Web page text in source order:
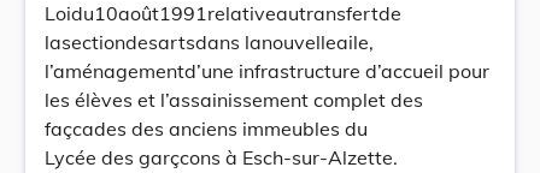
Loidu10août1991relativeautransfertde
lasectiondesartsdans lanouvelleaile,
l’aménagementd’une infrastructure d’accueil pour
les élèves et l’assainissement complet des
façcades des anciens immeubles du
Lycée des garçcons à Esch-sur-Alzette.